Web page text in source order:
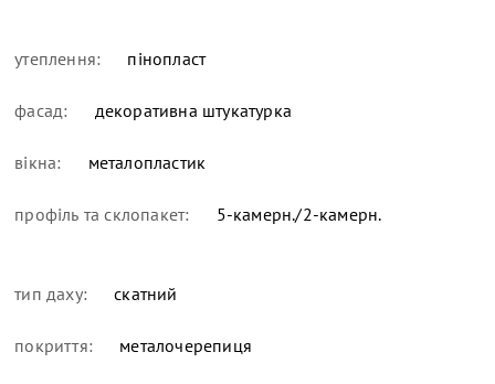
утеплення: пінопласт
фасад: декоративна штукатурка
вікна: металопластик
профіль та склопакет: 5-камерн./2-камерн.
тип даху: скатний
покриття: металочерепиця